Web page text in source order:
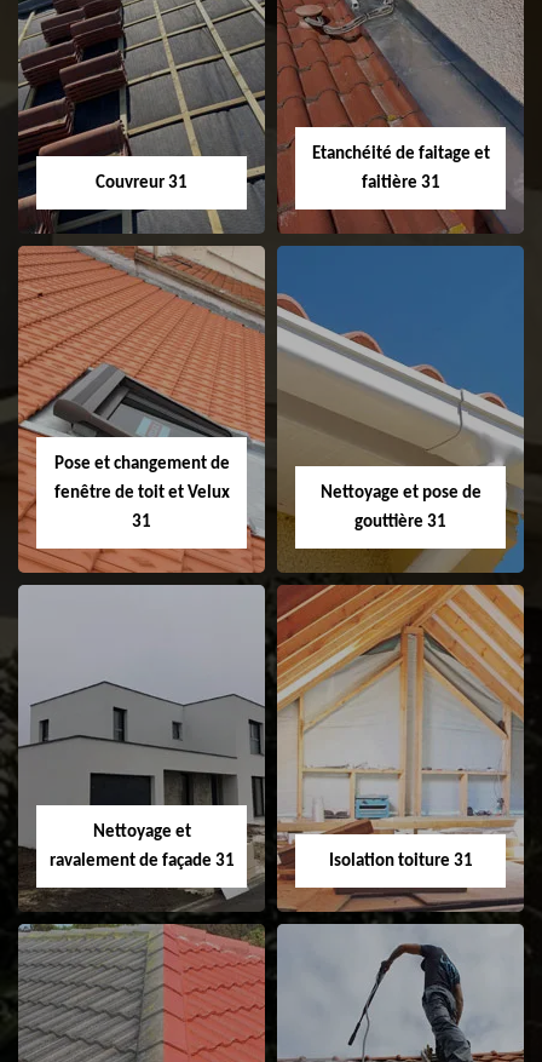
Couvreur 31
Couvreur 31
Etanchéité de faitage et
faitière 31
Etanchéité de
faitage et faitière
31
Pose et changement de
fenêtre de toit et Velux
31
Pose et
changement de
fenêtre de toit et
Velux 31
Nettoyage et pose de
gouttière 31
Nettoyage et pose
Nettoyage et
ravalement de façade 31
Nettoyage et
Isolation toiture 31
Isolation toiture 31